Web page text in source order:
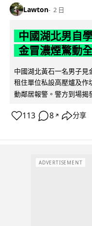
Lawton 2 日
中國湖北男自
金冒濃煙驚動
中國湖北黃石一名男子
租住單位私設高壓爐及作
動鄰居報警。警方到場揭
113 8 ↗ 分享
ADVERTISEMENT